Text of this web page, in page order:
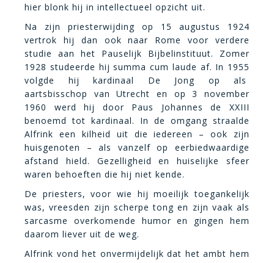
hier blonk hij in intellectueel opzicht uit.
Na zijn priesterwijding op 15 augustus 1924
vertrok hij dan ook naar Rome voor verdere
studie aan het Pauselijk Bijbelinstituut. Zomer
1928 studeerde hij summa cum laude af. In 1955
volgde hij kardinaal De Jong op als
aartsbisschop van Utrecht en op 3 november
1960 werd hij door Paus Johannes de XXIII
benoemd tot kardinaal. In de omgang straalde
Alfrink een kilheid uit die iedereen – ook zijn
huisgenoten – als vanzelf op eerbiedwaardige
afstand hield. Gezelligheid en huiselijke sfeer
waren behoeften die hij niet kende.
De priesters, voor wie hij moeilijk toegankelijk
was, vreesden zijn scherpe tong en zijn vaak als
sarcasme overkomende humor en gingen hem
daarom liever uit de weg.
Alfrink vond het onvermijdelijk dat het ambt hem